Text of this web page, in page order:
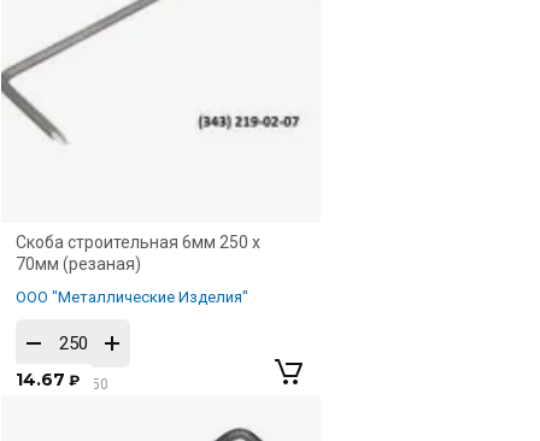
Скоба строительная 6мм 250 х
70мм (резаная)
ООО "Металлические Изделия"
14.67 ₽
от 250 по 250